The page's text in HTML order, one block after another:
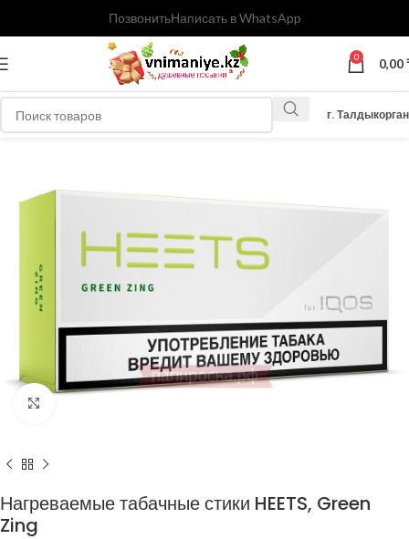
ПозвонитьНаписать в WhatsApp
0 0,00
г. Талдыкорган
Нагреваемые табачные стики HEETS, Green
Zing